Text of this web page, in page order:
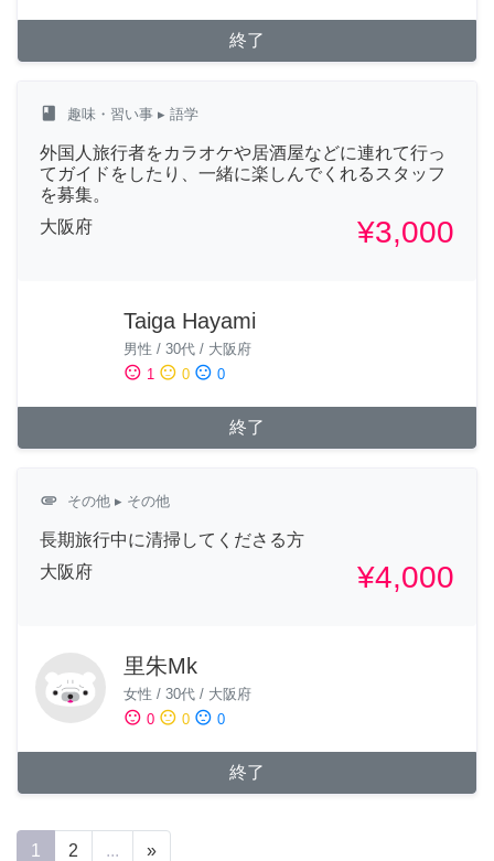
終了
class 趣味・習い事 ▸ 語学
外国人旅行者をカラオケや居酒屋などに連れて行っ
てガイドをしたり、一緒に楽しんでくれるスタッフ
を募集。
大阪府
¥3,000
Taiga Hayami
男性 / 30代 / 大阪府
sentiment_satisfied 1 sentiment_neutral 0 sentiment_dissatisfied 0
終了
attachment その他 ▸ その他
長期旅行中に清掃してくださる方
大阪府
¥4,000
里朱Mk
女性 / 30代 / 大阪府
sentiment_satisfied 0 sentiment_neutral 0 sentiment_dissatisfied 0
終了
1 2 ... »